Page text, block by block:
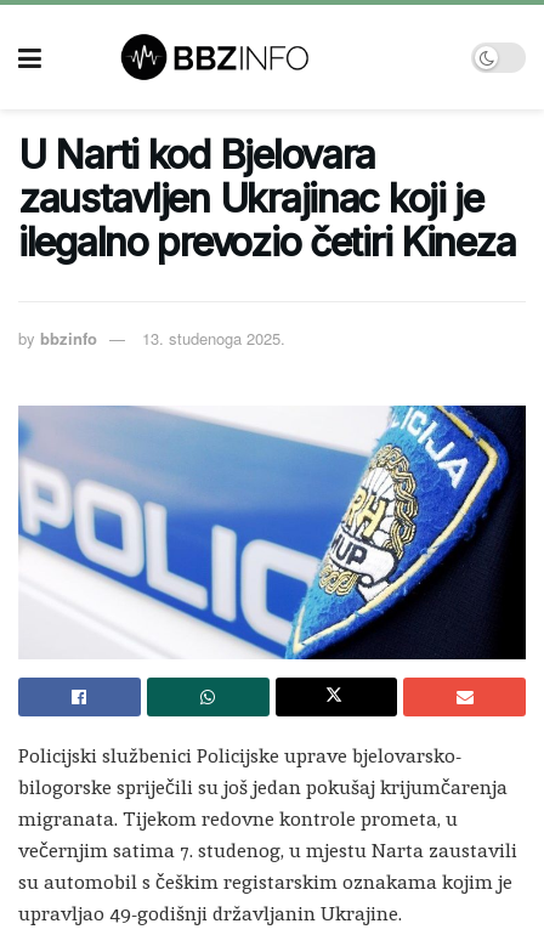
U Narti kod Bjelovara
zaustavljen Ukrajinac koji je
ilegalno prevozio četiri Kineza
by bbzinfo 13. studenoga 2025.
Policijski službenici Policijske uprave bjelovarsko-
bilogorske spriječili su još jedan pokušaj krijumčarenja
migranata. Tijekom redovne kontrole prometa, u
večernjim satima 7. studenog, u mjestu Narta zaustavili
su automobil s češkim registarskim oznakama kojim je
upravljao 49-godišnji državljanin Ukrajine.